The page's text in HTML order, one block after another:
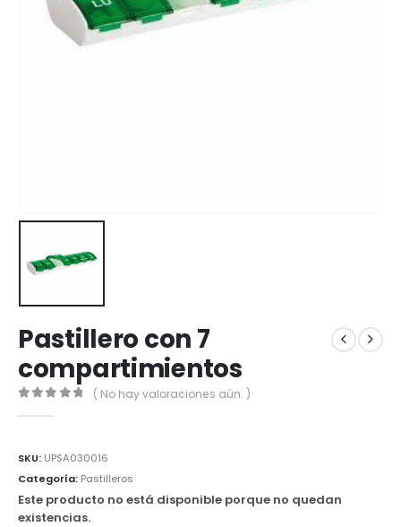
Pastillero con 7
compartimientos
( No hay valoraciones aún. )
SKU: UPSA030016
Categoría: Pastilleros
Este producto no está disponible porque no quedan
existencias.